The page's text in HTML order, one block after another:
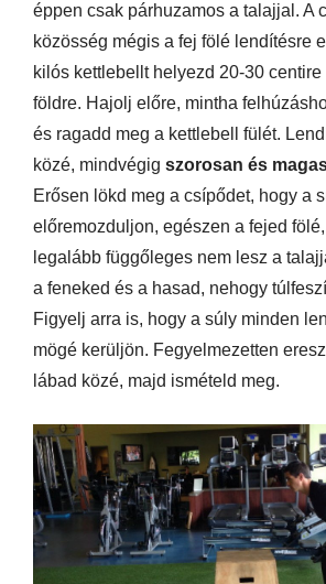
éppen csak párhuzamos a talajjal. A
közösség mégis a fej fölé lendítésre
kilós kettlebellt helyezd 20-30 centire
földre. Hajolj előre, mintha
és ragadd meg a kettlebell fülét.
közé, mindvégig szorosan és
Erősen lökd meg a csípődet, hogy a
előremozduljon, egészen a fejed
legalább függőleges nem lesz a
a feneked és a hasad, nehogy
Figyelj arra is, hogy a súly minden
mögé kerüljön. Fegyelmezetten
lábad közé, majd ismételd meg.